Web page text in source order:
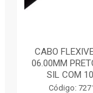
CABO
06.00MM
SIL COM
Código: